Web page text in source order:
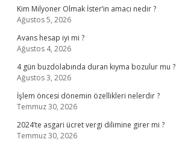
Kim Milyoner Olmak İster’in amacı nedir ?
Ağustos 5, 2026
Avans hesap iyi mi ?
Ağustos 4, 2026
4 gün buzdolabında duran kıyma bozulur mu ?
Ağustos 3, 2026
İşlem öncesi dönemin özellikleri nelerdir ?
Temmuz 30, 2026
2024’te asgari ücret vergi dilimine girer mi ?
Temmuz 30, 2026